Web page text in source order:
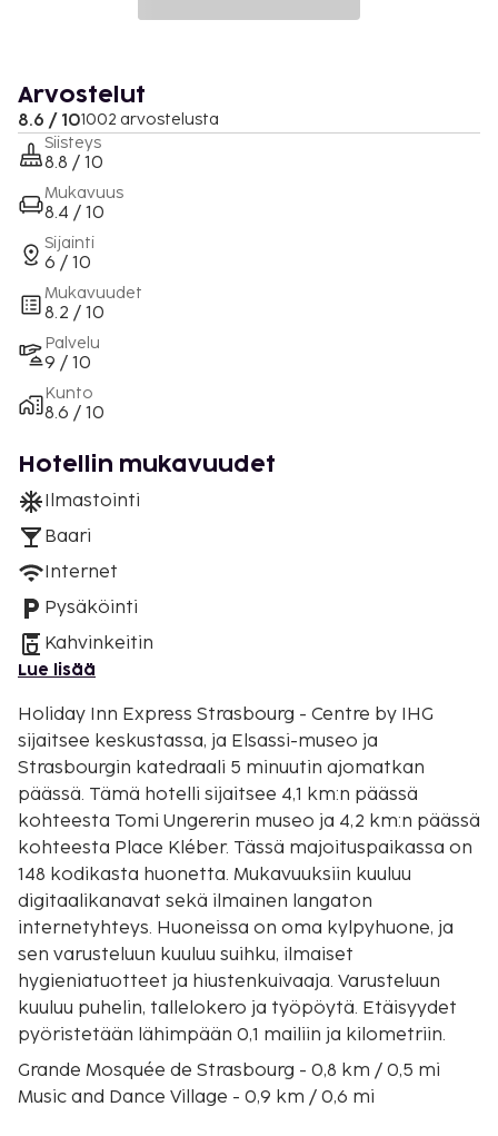
Arvostelut
8.6 / 101002 arvostelusta
Siisteys
8.8 / 10
Mukavuus
8.4 / 10
Sijainti
6 / 10
Mukavuudet
8.2 / 10
Palvelu
9 / 10
Kunto
8.6 / 10
Hotellin mukavuudet
Ilmastointi
Baari
Internet
Pysäköinti
Kahvinkeitin
Lue lisää
Holiday Inn Express Strasbourg - Centre by IHG
sijaitsee keskustassa, ja Elsassi-museo ja
Strasbourgin katedraali 5 minuutin ajomatkan
päässä. Tämä hotelli sijaitsee 4,1 km:n päässä
kohteesta Tomi Ungererin museo ja 4,2 km:n päässä
kohteesta Place Kléber. Tässä majoituspaikassa on
148 kodikasta huonetta. Mukavuuksiin kuuluu
digitaalikanavat sekä ilmainen langaton
internetyhteys. Huoneissa on oma kylpyhuone, ja
sen varusteluun kuuluu suihku, ilmaiset
hygieniatuotteet ja hiustenkuivaaja. Varusteluun
kuuluu puhelin, tallelokero ja työpöytä. Etäisyydet
pyöristetään lähimpään 0,1 mailiin ja kilometriin.
Grande Mosquée de Strasbourg - 0,8 km / 0,5 mi
Music and Dance Village - 0,9 km / 0,6 mi